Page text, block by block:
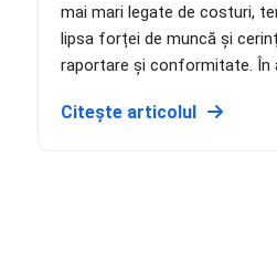
mai mari legate de costuri,
lipsa forței de muncă și
raportare și conformitate. În
Citește articolul